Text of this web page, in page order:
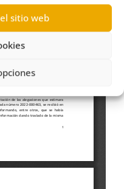
sitio web